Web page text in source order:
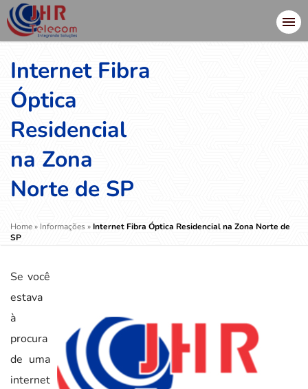
Internet Fibra
Óptica
Residencial
na Zona
Norte de SP
Home» Informações » Internet Fibra Óptica Residencial na Zona Norte de
SP
Se você
estava
à
procura
de uma
internet